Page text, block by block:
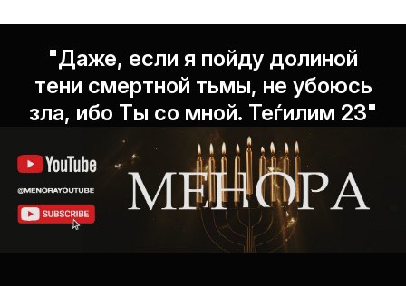
"Даже, если я пойду долиной
тени смертной тьмы, не убоюсь
зла, ибо Ты со мной. Теѓилим 23"